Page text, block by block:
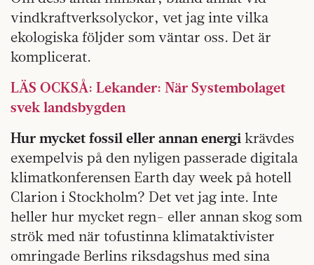
vindkraftverksolyckor, vet jag inte vilka
ekologiska följder som väntar oss. Det är
komplicerat.
LÄS OCKSÅ: Lekander: När Systembolaget
svek landsbygden
Hur mycket fossil eller annan energi krävdes
exempelvis på den nyligen passerade digitala
klimatkonferensen Earth day week på hotell
Clarion i Stockholm? Det vet jag inte. Inte
heller hur mycket regn- eller annan skog som
strök med när tofustinna klimataktivister
omringade Berlins riksdagshus med sina